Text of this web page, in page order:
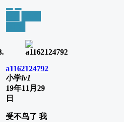
a1162124792
小学lv1
19年11月29
日
受不鸟了 我